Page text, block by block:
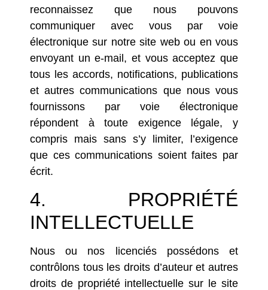
reconnaissez que nous pouvons
communiquer avec vous par voie
électronique sur notre site web ou en vous
envoyant un e-mail, et vous acceptez que
tous les accords, notifications, publications
et autres communications que nous vous
fournissons par voie électronique
répondent à toute exigence légale, y
compris mais sans s’y limiter, l’exigence
que ces communications soient faites par
écrit.
4. PROPRIÉTÉ
INTELLECTUELLE
Nous ou nos licenciés possédons et
contrôlons tous les droits d’auteur et autres
droits de propriété intellectuelle sur le site